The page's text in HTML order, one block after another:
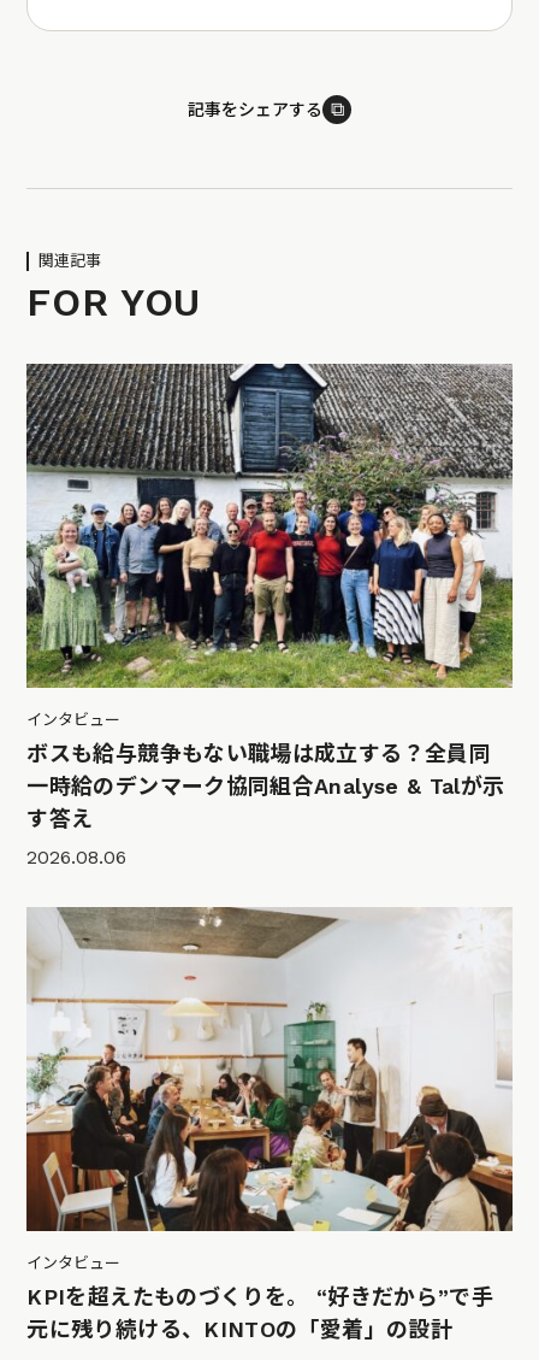
記事をシェアする ⧉
関連記事
FOR YOU
インタビュー
ボスも給与競争もない職場は成立する？全員同
一時給のデンマーク協同組合Analyse & Talが示
す答え
2026.08.06
インタビュー
KPIを超えたものづくりを。 “好きだから”で手
元に残り続ける、KINTOの「愛着」の設計